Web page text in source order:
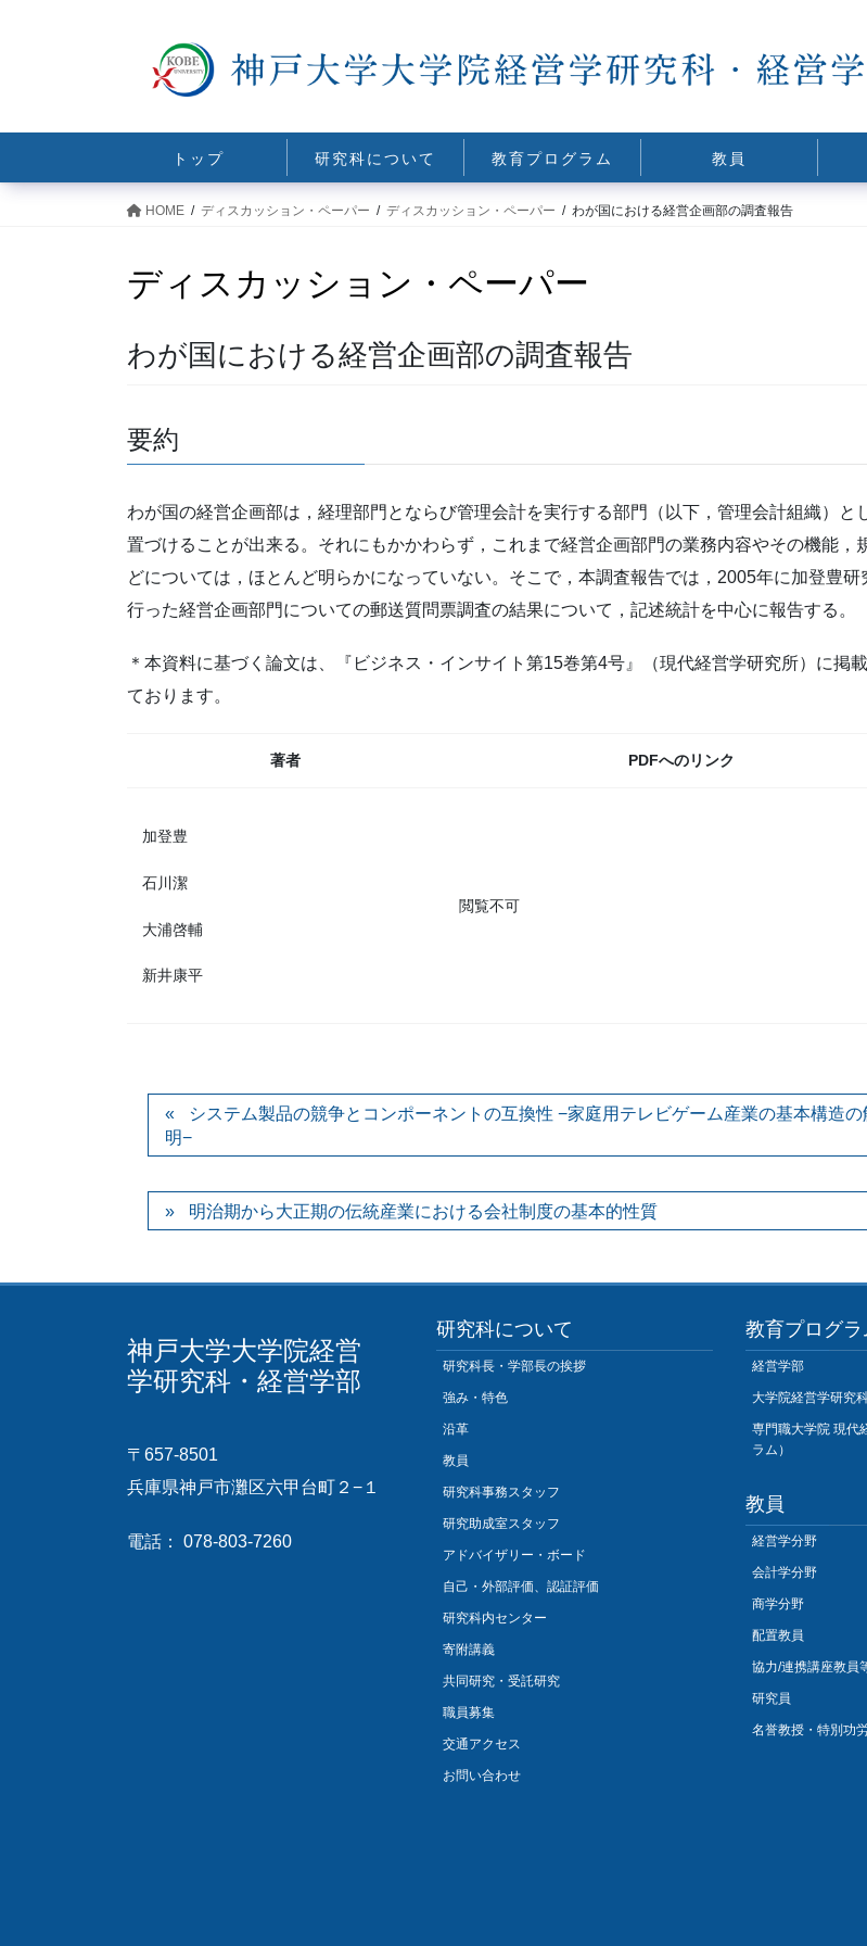
トップ 研究科について 教育プログラム 教員
HOME ディスカッション・ペーパー ディスカッション・ペーパー わが国における経営企画部の調査報告
ディスカッション・ペーパー
わが国における経営企画部の調査報告
要約
わが国の経営企画部は，経理部門とならび管理会計を実行する部門（以下，管理会計組織）と
置づけることが出来る。それにもかかわらず，これまで経営企画部門の業務内容やその機能，
どについては，ほとんど明らかになっていない。そこで，本調査報告では，2005年に加登豊研
行った経営企画部門についての郵送質問票調査の結果について，記述統計を中心に報告する。
＊本資料に基づく論文は、『ビジネス・インサイト第15巻第4号』（現代経営学研究所）に掲
ております。
著者 PDFへのリンク
加登豊
石川潔
大浦啓輔
新井康平
閲覧不可
システム製品の競争とコンポーネントの互換性 −家庭用テレビゲーム産業の基本構造の
明−
明治期から大正期の伝統産業における会社制度の基本的性質
神戸大学大学院経営
学研究科・経営学部
〒657-8501
兵庫県神戸市灘区六甲台町２−１
電話： 078-803-7260
研究科について
研究科長・学部長の挨拶
強み・特色
沿革
教員
研究科事務スタッフ
研究助成室スタッフ
アドバイザリー・ボード
自己・外部評価、認証評価
研究科内センター
寄附講義
共同研究・受託研究
職員募集
交通アクセス
お問い合わせ
教育プログラ
経営学部
大学院経営学研究
専門職大学院 現代
ラム）
教員
経営学分野
会計学分野
商学分野
配置教員
協力/連携講座教員
研究員
名誉教授・特別功